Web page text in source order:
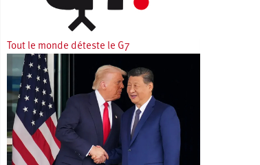
Tout le monde déteste le G7